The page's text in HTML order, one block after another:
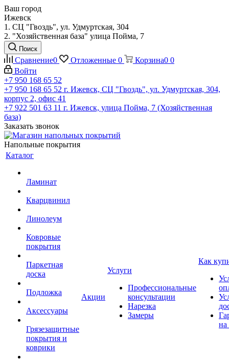
Ваш город
Ижевск
1. СЦ "Гвоздь", ул. Удмуртская, 304
2. "Хозяйственная база" улица Пойма, 7
Поиск
Сравнение0 Отложенные 0 Корзина0 0
Войти
+7 950 168 65 52
+7 950 168 65 52 г. Ижевск, СЦ "Гвоздь", ул. Удмуртская, 304,
корпус 2, офис 41
+7 922 501 63 11 г. Ижевск, улица Пойма, 7 (Хозяйственная
база)
Заказать звонок
Напольные покрытия
Каталог
Ламинат
Кварцвинил
Линолеум
Ковровые
покрытия
Паркетная
доска
Подложка
Аксессуары
Грязезащитные
покрытия и
коврики
Акции
Услуги
Профессиональные
консультации
Нарезка
Замеры
Как
на